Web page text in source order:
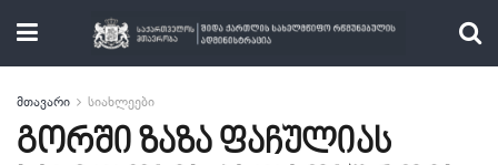
მთავარი სიახლეები
გორში ზაზა ფაჩულიას